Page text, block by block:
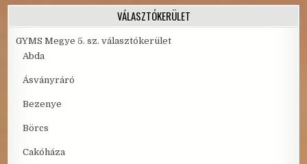
VÁLASZTÓKERÜLET
GYMS Megye 5. sz. választókerület
Abda
Ásványráró
Bezenye
Börcs
Cakóháza